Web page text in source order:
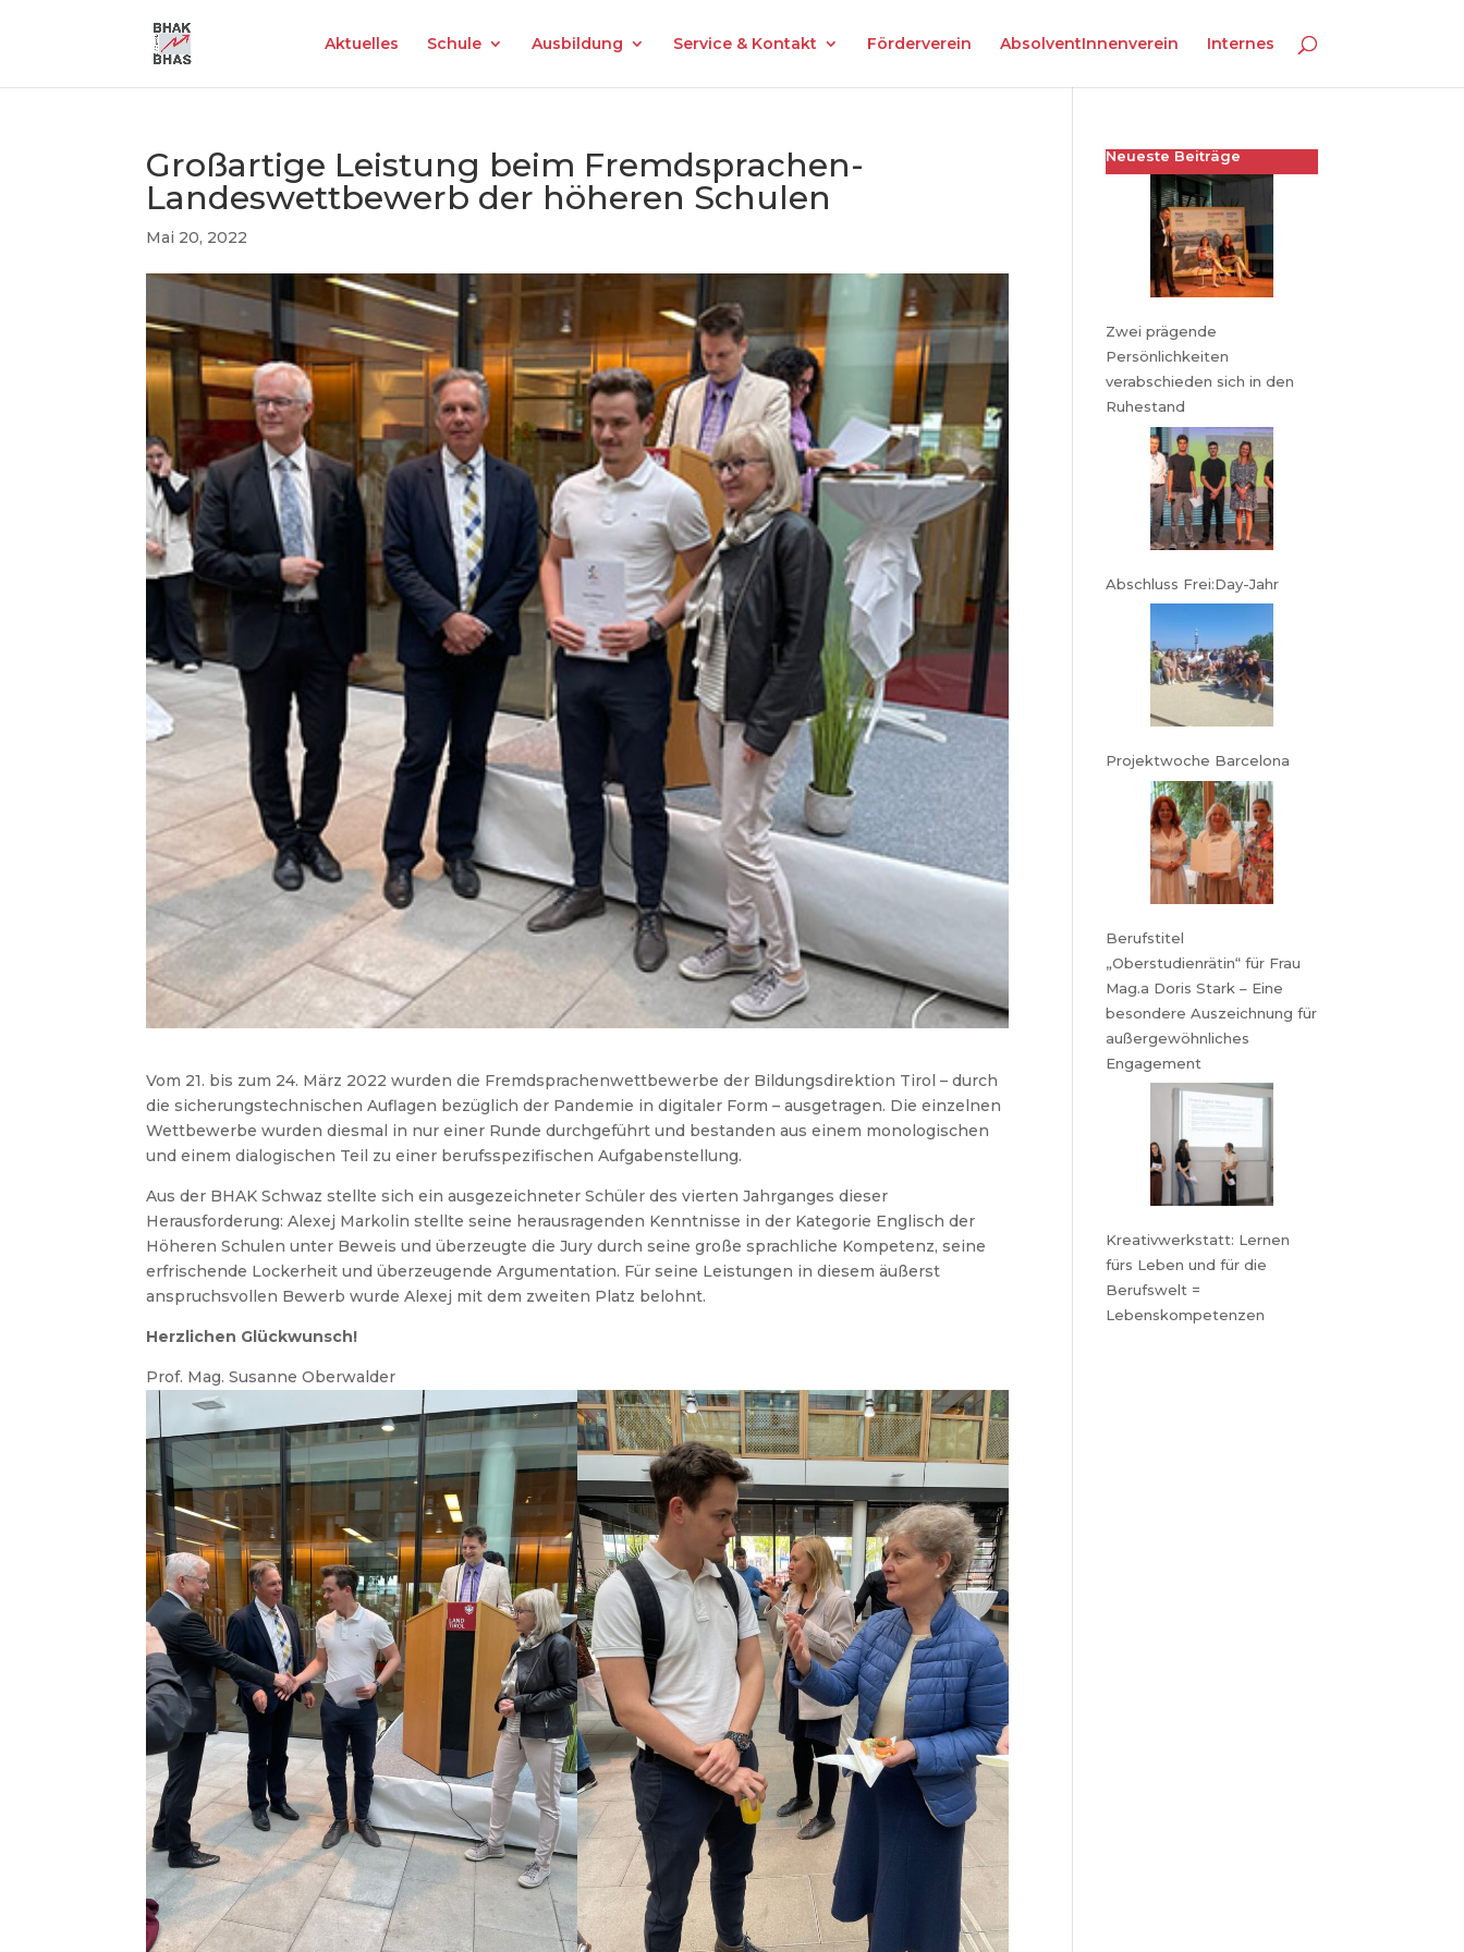
Aktuelles Schule Ausbildung Service & Kontakt Förderverein AbsolventInnenverein Internes
Großartige Leistung beim Fremdsprachen-
Landeswettbewerb der höheren Schulen
Mai 20, 2022
Vom 21. bis zum 24. März 2022 wurden die Fremdsprachenwettbewerbe der Bildungsdirektion Tirol – durch
die sicherungstechnischen Auflagen bezüglich der Pandemie in digitaler Form – ausgetragen. Die einzelnen
Wettbewerbe wurden diesmal in nur einer Runde durchgeführt und bestanden aus einem monologischen
und einem dialogischen Teil zu einer berufsspezifischen Aufgabenstellung.
Aus der BHAK Schwaz stellte sich ein ausgezeichneter Schüler des vierten Jahrganges dieser
Herausforderung: Alexej Markolin stellte seine herausragenden Kenntnisse in der Kategorie Englisch der
Höheren Schulen unter Beweis und überzeugte die Jury durch seine große sprachliche Kompetenz, seine
erfrischende Lockerheit und überzeugende Argumentation. Für seine Leistungen in diesem äußerst
anspruchsvollen Bewerb wurde Alexej mit dem zweiten Platz belohnt.
Herzlichen Glückwunsch!
Prof. Mag. Susanne Oberwalder
Neueste Beiträge
Zwei prägende
Persönlichkeiten
verabschieden sich in den
Ruhestand
Abschluss Frei:Day-Jahr
Projektwoche Barcelona
Berufstitel
„Oberstudienrätin“ für Frau
Mag.a Doris Stark – Eine
besondere Auszeichnung für
außergewöhnliches
Engagement
Kreativwerkstatt: Lernen
fürs Leben und für die
Berufswelt =
Lebenskompetenzen